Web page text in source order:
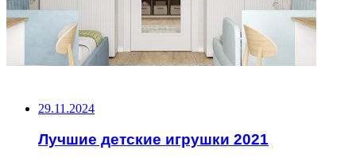
29.11.2024
Лучшие детские игрушки 2021